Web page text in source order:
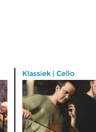
Klassiek | Cello